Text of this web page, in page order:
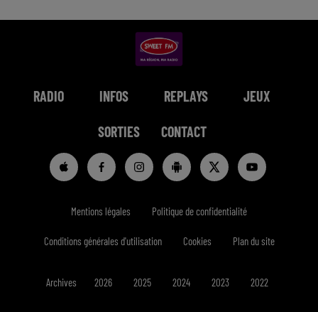
RADIO INFOS REPLAYS JEUX
SORTIES CONTACT
Mentions légales Politique de confidentialité
Conditions générales d'utilisation Cookies Plan du site
Archives 2026 2025 2024 2023 2022